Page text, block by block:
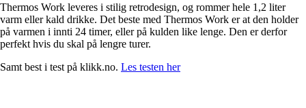
Thermos Work leveres i stilig retrodesign, og rommer hele 1,2 liter
varm eller kald drikke. Det beste med Thermos Work er at den holder
på varmen i innti 24 timer, eller på kulden like lenge. Den er derfor
perfekt hvis du skal på lengre turer.
Samt best i test på klikk.no. Les testen her